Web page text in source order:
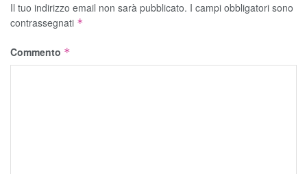
Il tuo indirizzo email non sarà pubblicato. I campi obbligatori sono
contrassegnati *
Commento *